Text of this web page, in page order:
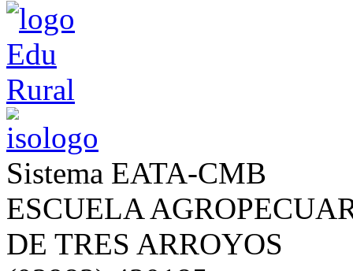
Sistema EATA-CMB
ESCUELA
DE TRES ARROYOS